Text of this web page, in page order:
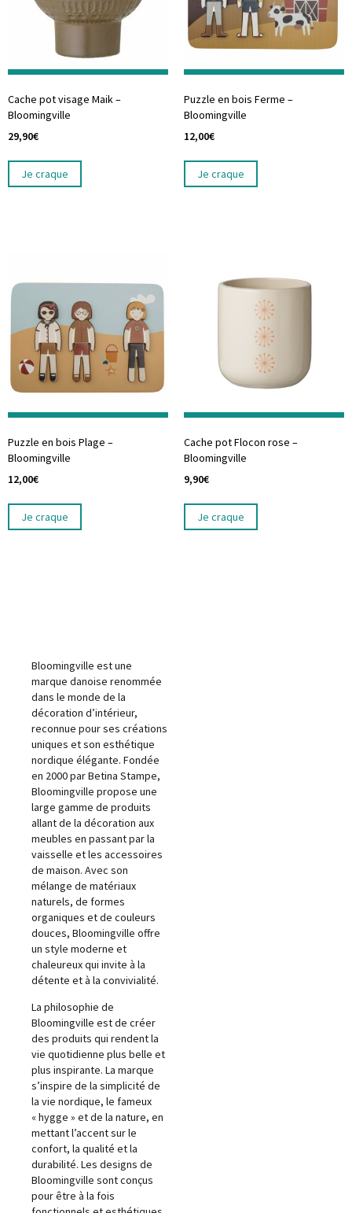
Cache pot visage Maik –
Bloomingville
29,90€
Je craque
Puzzle en bois Ferme –
Bloomingville
12,00€
Je craque
Puzzle en bois Plage –
Bloomingville
12,00€
Je craque
Cache pot Flocon rose –
Bloomingville
9,90€
Je craque
Bloomingville est une
marque danoise renommée
dans le monde de la
décoration d’intérieur,
reconnue pour ses créations
uniques et son esthétique
nordique élégante. Fondée
en 2000 par Betina Stampe,
Bloomingville propose une
large gamme de produits
allant de la décoration aux
meubles en passant par la
vaisselle et les accessoires
de maison. Avec son
mélange de matériaux
naturels, de formes
organiques et de couleurs
douces, Bloomingville offre
un style moderne et
chaleureux qui invite à la
détente et à la convivialité.
La philosophie de
Bloomingville est de créer
des produits qui rendent la
vie quotidienne plus belle et
plus inspirante. La marque
s’inspire de la simplicité de
la vie nordique, le fameux
« hygge » et de la nature, en
mettant l’accent sur le
confort, la qualité et la
durabilité. Les designs de
Bloomingville sont conçus
pour être à la fois